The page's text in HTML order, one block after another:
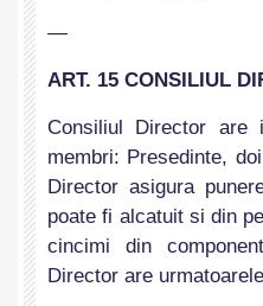
—
ART. 15 CONSILIUL
Consiliul Director are
membri: Presedinte,
Director asigura
poate fi alcatuit si din
cincimi din
Director are